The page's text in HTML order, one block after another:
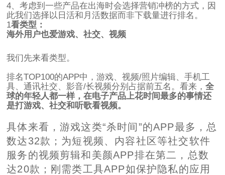
4、考虑到一些产品在出海时会选择营销冲榜的方式，因
此我们选择以日活和月活数据而非下载量进行排名。
1看类型：
海外用户也爱游戏、社交、视频
我们先来看类型。
排名TOP100的APP中，游戏、视频/照片编辑、手机工
具、通讯社交、影音/长视频分别占据前五名。看来，全
球的年轻人都一样，在电子产品上花时间最多的事情还
是打游戏、社交和听歌看视频。
具体来看，游戏这类“杀时间”的APP最多，总
数达32款；为短视频、内容社区等社交软件
服务的视频剪辑和美颜APP排在第二，总数
达20款；刚需类工具APP如保护隐私的应用